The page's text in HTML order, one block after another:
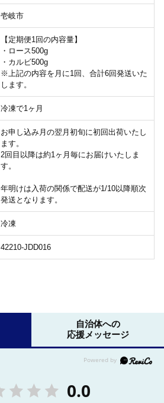
壱岐市
【定期便1回の内容量】
・ロース500g
・カルビ500g
※上記の内容を月に1回、合計6回発送いた
します。
冷凍で1ヶ月
お申し込み月の翌月初旬に初回出荷いたし
ます。
2回目以降は約1ヶ月毎にお届けいたしま
す。
年明けは入荷の関係で配送が1/10以降順次
発送となります。
冷凍
42210-JDD016
自治体への
応援メッセージ
0.0